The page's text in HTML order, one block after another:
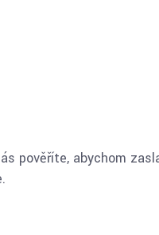
pověříte, abychom